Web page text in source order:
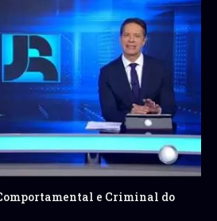
e Criminal do